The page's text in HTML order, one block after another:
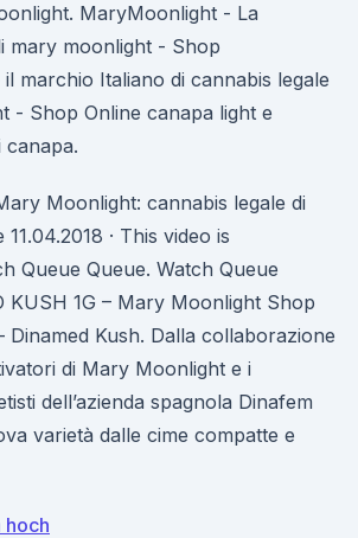
MaryMoonlight - La
mary moonlight - Shop
marchio Italiano di cannabis legale
- Shop Online canapa light e
canapa.
Moonlight: cannabis legale di
· This video is
Queue Queue. Watch Queue
KUSH 1G – Mary Moonlight Shop
Dinamed Kush. Dalla collaborazione
di Mary Moonlight e i
dell’azienda spagnola Dinafem
varietà dalle cime compatte e
hoch